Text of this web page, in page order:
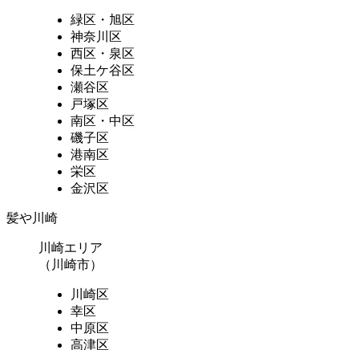
緑区・旭区
神奈川区
西区・泉区
保土ケ谷区
瀬谷区
戸塚区
南区・中区
磯子区
港南区
栄区
金沢区
髪や川崎
川崎エリア
（川崎市）
川崎区
幸区
中原区
高津区